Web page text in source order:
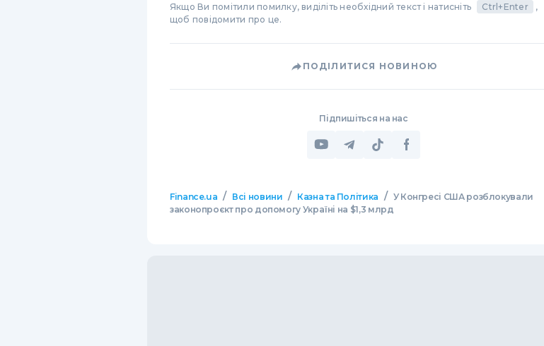
Якщо Ви помітили помилку, виділіть необхідний текст і натисніть Ctrl+Enter
,
щоб повідомити про це.
ПОДІЛИТИСЯ НОВИНОЮ
Підпишіться на нас
Finance.ua / Всі новини / Казна та Політика / У Конгресі США розблокували
законопроєкт про допомогу Україні на $1,3 млрд